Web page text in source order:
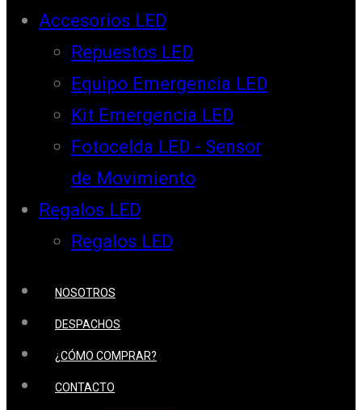
Accesorios LED
Repuestos LED
Equipo Emergencia LED
Kit Emergencia LED
Fotocelda LED - Sensor
de Movimiento
Regalos LED
Regalos LED
NOSOTROS
DESPACHOS
¿CÓMO COMPRAR?
CONTACTO